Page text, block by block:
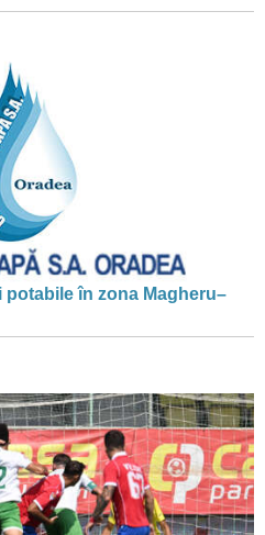
potabile în zona Magheru–